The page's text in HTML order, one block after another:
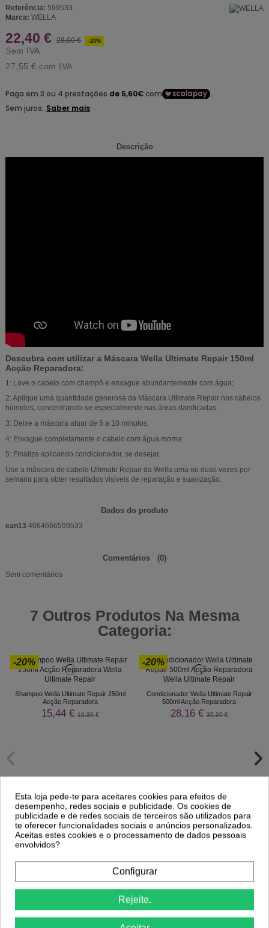
Referência: 599533
Marca: WELLA
22,40 € 28,00 € -20%
Sem IVA
27,55 € com IVA
Descrição
Descubra com utilizar a Máscara Wella Ultimate Repair 150ml
Acção Reparadora:
1: Lave o cabelo com champô e enxague abundantemente com água;
2: Aplique uma quantidade generosa da Máscara Ultimate Repair nos cabelos
húmidos, concentrando-se especialmente nas áreas danificadas.
3: Deixe a máscara atuar de 5 a 10 minutos.
4: Enxague completamente o cabelo com água morna.
5: Finalize aplicando condicionador, se desejar.
Use a máscara de cabelo Ultimate Repair da Wella uma ou duas vezes por
semana para obter resultados visíveis de reparação e suavização.
Dados do produto
ean13 4064666599533
Comentários (0)
Sem comentários
7 Outros Produtos Na Mesma
Categoria:
-20%
Shampoo Wella Ultimate Repair 250ml
Acção Reparadora
15,44 €19,30 €
-20%
Condicionador Wella Ultimate Repair
500ml Acção Reparadora
28,16 €35,20 €
Clientes Que Compraram Este
Produto Também Compraram:
Esta loja pede-te para aceitares cookies para efeitos de
desempenho, redes sociais e publicidade. Os cookies de
publicidade e de redes sociais de terceiros são utilizados para
te oferecer funcionalidades sociais e anúncios personalizados.
Aceitas estes cookies e o processamento de dados pessoais
envolvidos?
Configurar
Rejeite.